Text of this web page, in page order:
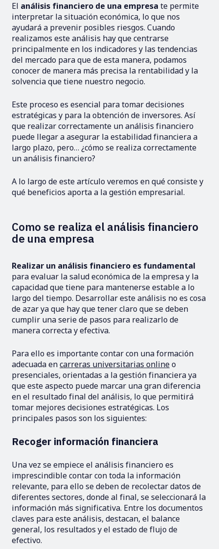
El análisis financiero de una empresa te permite
interpretar la situación económica, lo que nos
ayudará a prevenir posibles riesgos. Cuando
realizamos este análisis hay que centrarse
principalmente en los indicadores y las tendencias
del mercado para que de esta manera, podamos
conocer de manera más precisa la rentabilidad y la
solvencia que tiene nuestro negocio.
Este proceso es esencial para tomar decisiones
estratégicas y para la obtención de inversores. Así
que realizar correctamente un análisis financiero
puede llegar a asegurar la estabilidad financiera a
largo plazo, pero… ¿cómo se realiza correctamente
un análisis financiero?
A lo largo de este artículo veremos en qué consiste y
qué beneficios aporta a la gestión empresarial.
Como se realiza el análisis financiero
de una empresa
Realizar un análisis financiero es fundamental
para evaluar la salud económica de la empresa y la
capacidad que tiene para mantenerse estable a lo
largo del tiempo. Desarrollar este análisis no es cosa
de azar ya que hay que tener claro que se deben
cumplir una serie de pasos para realizarlo de
manera correcta y efectiva.
Para ello es importante contar con una formación
adecuada encarreras universitarias onlineo
presenciales, orientadas a la gestión financiera ya
que este aspecto puede marcar una gran diferencia
en el resultado final del análisis, lo que permitirá
tomar mejores decisiones estratégicas. Los
principales pasos son los siguientes:
Recoger información financiera
Una vez se empiece el análisis financiero es
imprescindible contar con toda la información
relevante, para ello se deben de recolectar datos de
diferentes sectores, donde al final, se seleccionará la
información más significativa. Entre los documentos
claves para este análisis, destacan, el balance
general, los resultados y el estado de flujo de
efectivo.